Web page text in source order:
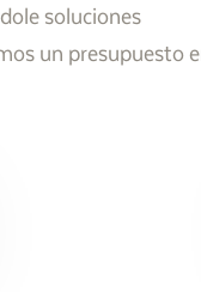
soluciones
un presupuesto